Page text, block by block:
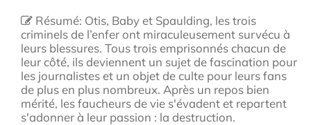
Résumé: Otis, Baby et Spaulding, les trois
criminels de l’enfer ont miraculeusement survécu à
leurs blessures. Tous trois emprisonnés chacun de
leur côté, ils deviennent un sujet de fascination pour
les journalistes et un objet de culte pour leurs fans
de plus en plus nombreux. Après un repos bien
mérité, les faucheurs de vie s'évadent et repartent
s'adonner à leur passion : la destruction.